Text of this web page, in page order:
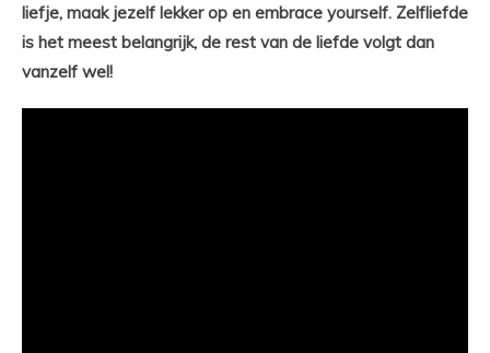
liefje, maak jezelf lekker op en embrace yourself. Zelfliefde
is het meest belangrijk, de rest van de liefde volgt dan
vanzelf wel!